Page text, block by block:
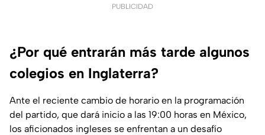
PUBLICIDAD
¿Por qué entrarán más tarde algunos
colegios en Inglaterra?
Ante el reciente cambio de horario en la programación
del partido, que dará inicio a las 19:00 horas en México,
los aficionados ingleses se enfrentan a un desafío